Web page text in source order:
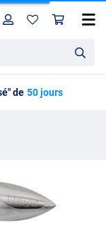
HomeProfil
de 50 jours
Leurre à palette Nays MZ RNNR 2.0 M (18g)